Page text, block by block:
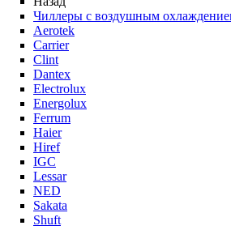
Чиллеры с воздушным
Aerotek
Carrier
Clint
Dantex
Electrolux
Energolux
Ferrum
Haier
Hiref
IGC
Lessar
NED
Sakata
Shuft